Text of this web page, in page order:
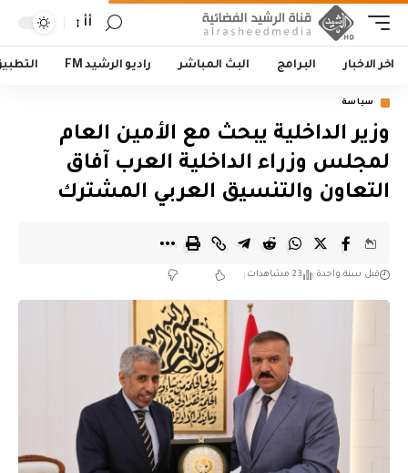
أأ
اخر الاخبار البرامج البث المباشر راديو الرشيد FM
سياسة
وزير الداخلية يبحث مع الأمين العام
لمجلس وزراء الداخلية العرب آفاق
التعاون والتنسيق العربي المشترك
قبل سنة واحدة 23 مشاهدات